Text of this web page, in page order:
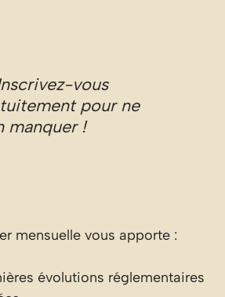
vous
pour ne
manquer !
mensuelle vous apporte :
évolutions réglementaires